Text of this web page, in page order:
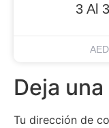
3 Al
Deja
Tu dirección de